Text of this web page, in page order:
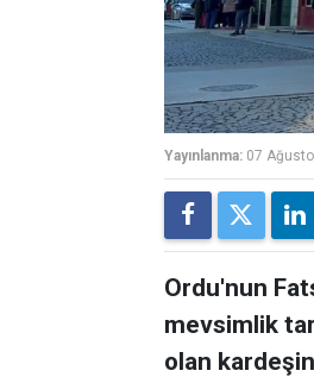
Yayınlanma: 07
Ordu'nun
mevsimlik
olan